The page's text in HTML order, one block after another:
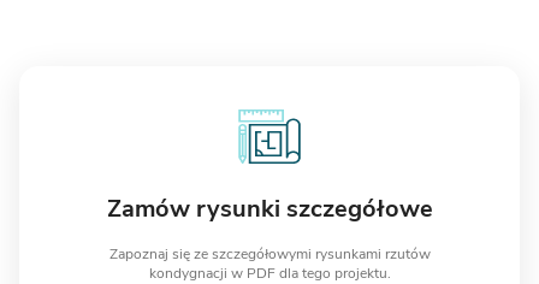
Zamów rysunki szczegółowe
Zapoznaj się ze szczegółowymi rysunkami rzutów
kondygnacji w PDF dla tego projektu.